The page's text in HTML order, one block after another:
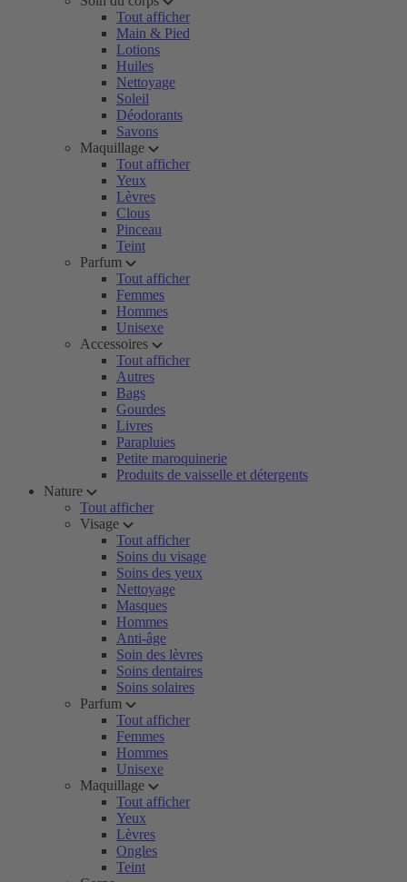
Tout afficher
Main & Pied
Lotions
Huiles
Nettoyage
Soleil
Déodorants
Savons
Maquillage
Tout afficher
Yeux
Lèvres
Clous
Pinceau
Teint
Parfum
Tout afficher
Femmes
Hommes
Unisexe
Accessoires
Tout afficher
Autres
Bags
Gourdes
Livres
Parapluies
Petite maroquinerie
Produits de vaisselle et détergents
Nature
Tout afficher
Visage
Tout afficher
Soins du visage
Soins des yeux
Nettoyage
Masques
Hommes
Anti-âge
Soin des lèvres
Soins dentaires
Soins solaires
Parfum
Tout afficher
Femmes
Hommes
Unisexe
Maquillage
Tout afficher
Yeux
Lèvres
Ongles
Teint